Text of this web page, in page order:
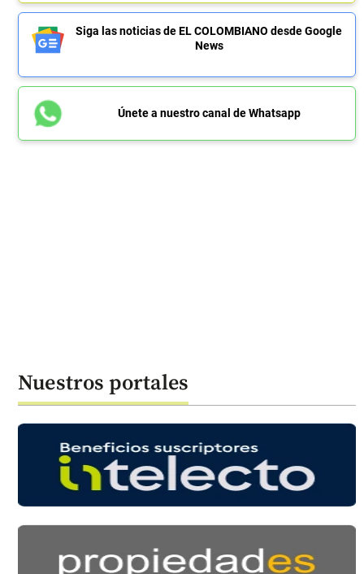
Siga las noticias de EL COLOMBIANO desde Google
News
Únete a nuestro canal de Whatsapp
Nuestros portales